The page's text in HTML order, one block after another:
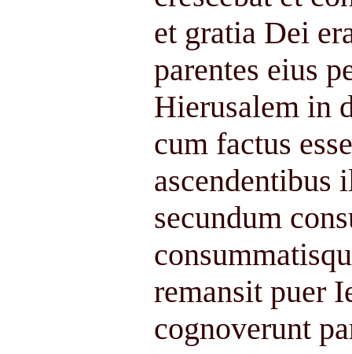
et gratia Dei
parentes eius
Hierusalem in
cum factus
secundum
remansit puer
cognoverunt